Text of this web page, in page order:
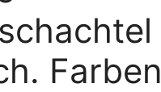
Farben